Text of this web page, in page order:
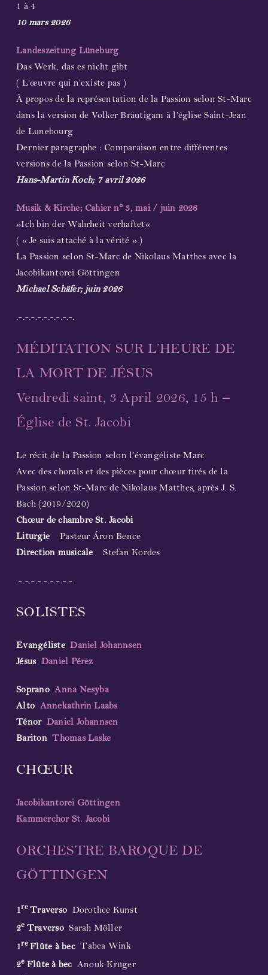
1 à 4
10 mars 2026
Landeszeitung Lüneburg
Das Werk, das es nicht gibt
( L’œuvre qui n’existe pas )
À propos de la représentation de la Passion selon St-Marc
dans la version de Volker Bräutigam à l’église Saint-Jean
de Lunebourg
Dernier paragraphe : Comparaison entre différentes
versions de la Passion selon St-Marc
Hans-Martin Koch; 7 avril 2026
Musik & Kirche; Cahier n° 3, mai / juin 2026
»Ich bin der Wahrheit verhaftet«
( « Je suis attaché à la vérité » )
La Passion selon St-Marc de Nikolaus Matthes avec la
Jacobikantorei Göttingen
Michael Schäfer; juin 2026
.-.-.-.-.-.-.-.-.-.
MÉDITATION SUR L’HEURE DE
LA MORT DE JÉSUS
Vendredi saint, 3 April 2026, 15 h –
Église de St. Jacobi
Le récit de la Passion selon l’évangéliste Marc
Avec des chorals et des pièces pour chœur tirés de la
Passion selon St-Marc de Nikolaus Matthes, après J. S.
Bach (2019/2020)
Chœur de chambre St. Jacobi
Liturgie Pasteur Áron Bence
Direction musicale Stefan Kordes
.-.-.-.-.-.-.-.-.-.
SOLISTES
EvangélisteDaniel Johannsen
Jésus Daniel Pérez
Soprano Anna Nesyba
Alto Annekathrin Laabs
Ténor Daniel Johannsen
Bariton Thomas Laske
CHŒUR
Jacobikantorei Göttingen
Kammerchor St. Jacobi
ORCHESTRE BAROQUE DE
GÖTTINGEN
1reTraverso Dorothee Kunst
2e TraversoSarah Möller
1reFlûte à becTabea Wink
2e Flûte à bec Anouk Krüger